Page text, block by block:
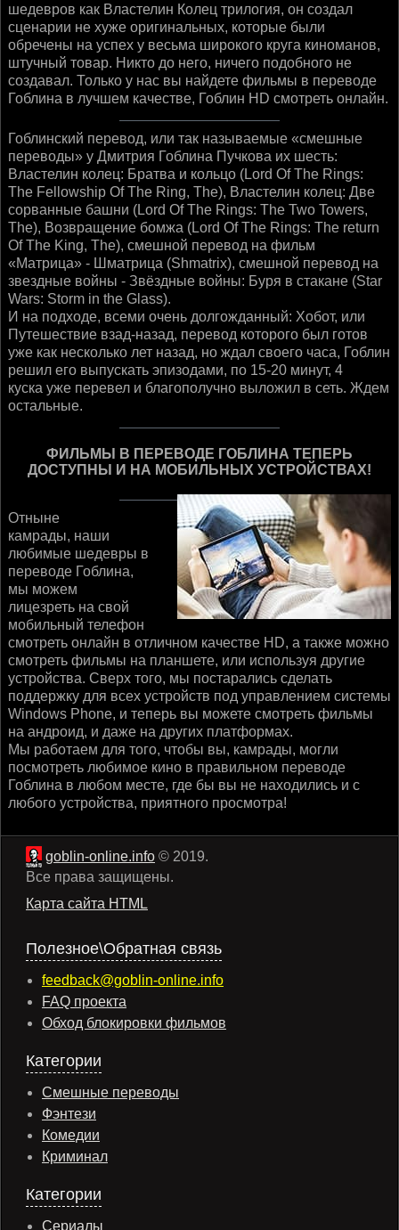
шедевров как Властелин Колец трилогия, он создал
сценарии не хуже оригинальных, которые были
обречены на успех у весьма широкого круга киноманов,
штучный товар. Никто до него, ничего подобного не
создавал. Только у нас вы найдете фильмы в переводе
Гоблина в лучшем качестве, Гоблин HD смотреть онлайн.
Гоблинский перевод, или так называемые «смешные
переводы» у Дмитрия Гоблина Пучкова их шесть:
Властелин колец: Братва и кольцо (Lord Of The Rings:
The Fellowship Of The Ring, The), Властелин колец: Две
сорванные башни (Lord Of The Rings: The Two Towers,
The), Возвращение бомжа (Lord Of The Rings: The return
Of The King, The), смешной перевод на фильм
«Матрица» - Шматрица (Shmatrix), смешной перевод на
звездные войны - Звёздные войны: Буря в стакане (Star
Wars: Storm in the Glass).
И на подходе, всеми очень долгожданный: Хобот, или
Путешествие взад-назад, перевод которого был готов
уже как несколько лет назад, но ждал своего часа, Гоблин
решил его выпускать эпизодами, по 15-20 минут, 4
куска уже перевел и благополучно выложил в сеть. Ждем
остальные.
ФИЛЬМЫ В ПЕРЕВОДЕ ГОБЛИНА ТЕПЕРЬ
ДОСТУПНЫ И НА МОБИЛЬНЫХ УСТРОЙСТВАХ!
Отныне
камрады, наши
любимые шедевры в
переводе Гоблина,
мы можем
лицезреть на свой
мобильный телефон
смотреть онлайн в отличном качестве HD, а также можно
смотреть фильмы на планшете, или используя другие
устройства. Сверх того, мы постарались сделать
поддержку для всех устройств под управлением системы
Windows Phone, и теперь вы можете смотреть фильмы
на андроид, и даже на других платформах.
Мы работаем для того, чтобы вы, камрады, могли
посмотреть любимое кино в правильном переводе
Гоблина в любом месте, где бы вы не находились и с
любого устройства, приятного просмотра!
goblin-online.info © 2019.
Все права защищены.
Карта сайта HTML
Полезное\Обратная связь
feedback@goblin-online.info
FAQ проекта
Обход блокировки фильмов
Категории
Смешные переводы
Фэнтези
Комедии
Криминал
Категории
Сериалы